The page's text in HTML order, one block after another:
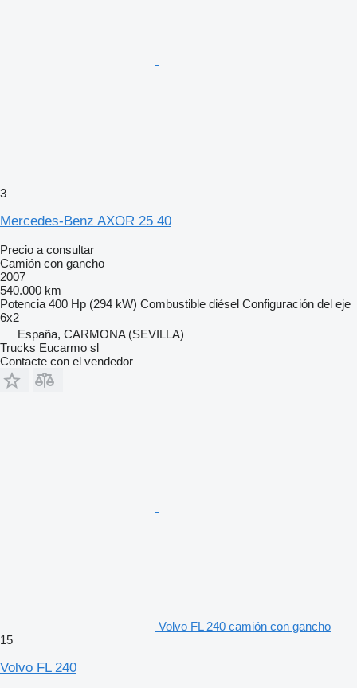
3
Mercedes-Benz AXOR 25 40
Precio a consultar
Camión con gancho
2007
540.000 km
Potencia 400 Hp (294 kW) Combustible diésel Configuración del eje
6x2
España, CARMONA (SEVILLA)
Trucks Eucarmo sl
Contacte con el vendedor
Volvo FL 240 camión con gancho
15
Volvo FL 240